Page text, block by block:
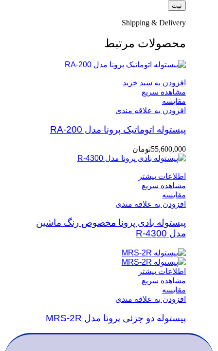
Shipping & Delivery
محصولات مرتبط
افزودن به سبد خرید
مشاهده سریع
مقایسه
افزودن به علاقه مندی
پیستوله اتوماتیک پرونا مدل RA-200
55,600,000تومان
اطلاعات بیشتر
مشاهده سریع
مقایسه
افزودن به علاقه مندی
پیستوله بادی پرونا مخصوص رنگ ماشین
مدل R-4300
اطلاعات بیشتر
مشاهده سریع
مقایسه
افزودن به علاقه مندی
پیستوله دو جزئی پرونا مدل MRS-2R